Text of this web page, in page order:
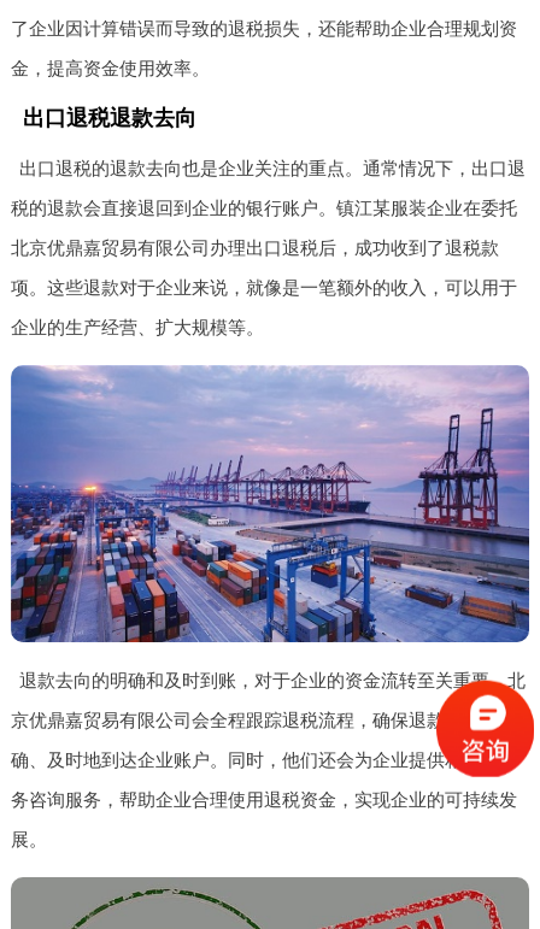
了企业因计算错误而导致的退税损失，还能帮助企业合理规划资
金，提高资金使用效率。
出口退税退款去向
出口退税的退款去向也是企业关注的重点。通常情况下，出口退
税的退款会直接退回到企业的银行账户。镇江某服装企业在委托
北京优鼎嘉贸易有限公司办理出口退税后，成功收到了退税款
项。这些退款对于企业来说，就像是一笔额外的收入，可以用于
企业的生产经营、扩大规模等。
退款去向的明确和及时到账，对于企业的资金流转至关重要。北
京优鼎嘉贸易有限公司会全程跟踪退税流程，确保退款能够准
确、及时地到达企业账户。同时，他们还会为企业提供相关的财
务咨询服务，帮助企业合理使用退税资金，实现企业的可持续发
展。